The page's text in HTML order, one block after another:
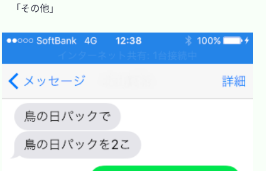
「その他」